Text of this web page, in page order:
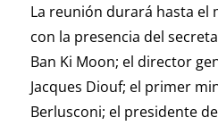
La reunión durará hasta el
con la presencia del
Ban Ki Moon; el director
Jacques Diouf; el primer
Berlusconi; el presidente